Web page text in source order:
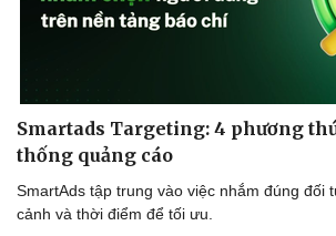
Smartads Targeting: 4 phương
thống quảng cáo
SmartAds tập trung vào việc nhắm đúng đối
cảnh và thời điểm để tối ưu.